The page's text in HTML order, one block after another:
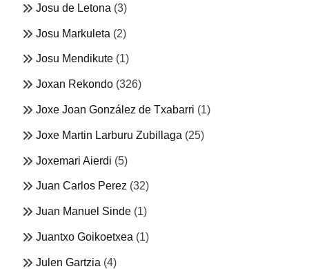
Josu de Letona (3)
Josu Markuleta (2)
Josu Mendikute (1)
Joxan Rekondo (326)
Joxe Joan González de Txabarri (1)
Joxe Martin Larburu Zubillaga (25)
Joxemari Aierdi (5)
Juan Carlos Perez (32)
Juan Manuel Sinde (1)
Juantxo Goikoetxea (1)
Julen Gartzia (4)